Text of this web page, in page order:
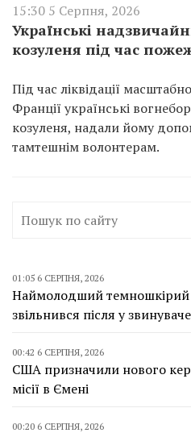
15:30 5 Серпня, 2026
Українські
козуленя під час
Під час ліквідації
Франції українські
козуленя, надали йому
тамтешнім волонтерам.
01:05 6 СЕРПНЯ, 2026
Наймолодший
звільнився після у
00:42 6 СЕРПНЯ, 2026
США призначили нового
місії в Ємені
00:20 6 СЕРПНЯ, 2026